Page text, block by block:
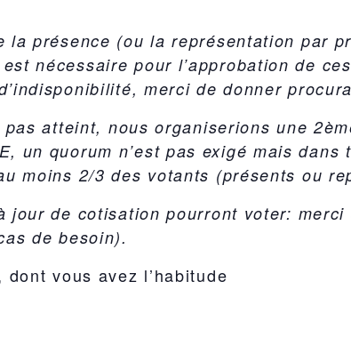
la présence (ou la représentation par
nécessaire pour l’approbation de
merci de donner
pas atteint, nous organiserions une
un quorum n’est pas exigé mais
moins 2/3 des votants (présents ou
jour de cotisation pourront voter:
de besoin).
dont vous avez l’habitude